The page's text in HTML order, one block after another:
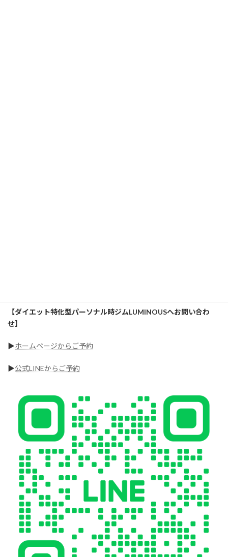
【ダイエット特化型パーソナル時ジムLUMINOUSへお問い合わ
せ】
▶︎ホームページからご予約
▶︎公式LINEからご予約